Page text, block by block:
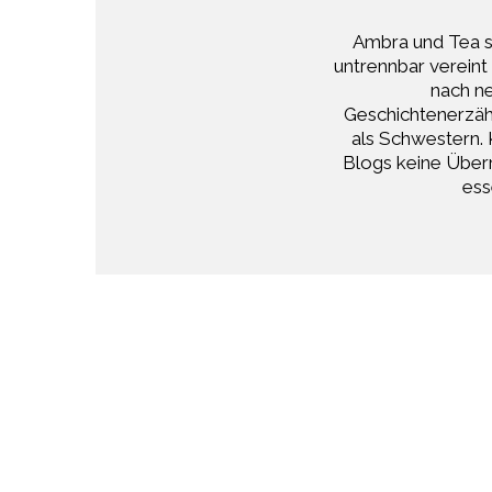
Ambra und Tea
untrennbar vereint
nach
als Schwestern.
Blogs keine